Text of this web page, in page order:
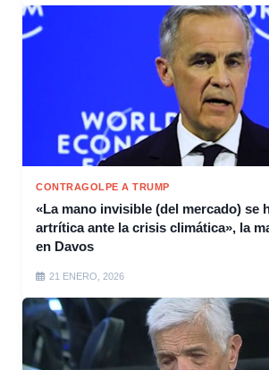
CONTRAGOLPE A TRUMP
«La mano invisible (del mercado) se
artrítica ante la crisis climática», la
en Davos
21 ENERO, 2026